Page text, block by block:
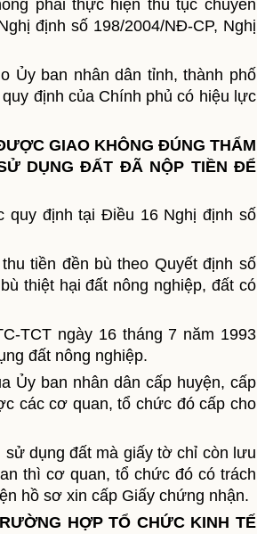
phải thực hiện thủ tục chuyển
định số 198/2004/NĐ-CP, Nghị
Ủy ban nhân dân tỉnh, thành phố
y định của Chính phủcó hiệu lực
GIAO KHÔNG ĐÚNG THẨM
DỤNG ĐẤT ĐÃ NỘP TIỀN ĐỂ
quy định tại Điều 16 Nghị định số
tiền đền bù theo Quyết định số
thiệt hại đất nông nghiệp, đất có
TCT ngày 16 tháng 7 năm 1993
đất nông nghiệp.
Ủy ban nhân dân cấp huyện, cấp
các cơ quan, tổ chức đó cấp cho
dụng đất mà giấy tờ chỉ còn lưu
thì cơ quan, tổ chức đócó trách
hồ sơ xin cấp Giấy chứng nhận.
HỢP TỔ CHỨC KINH TẾ